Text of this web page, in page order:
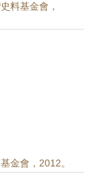
料基金會，
金會，2012。